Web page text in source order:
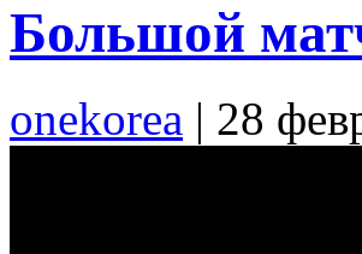
Большой
onekorea | 28